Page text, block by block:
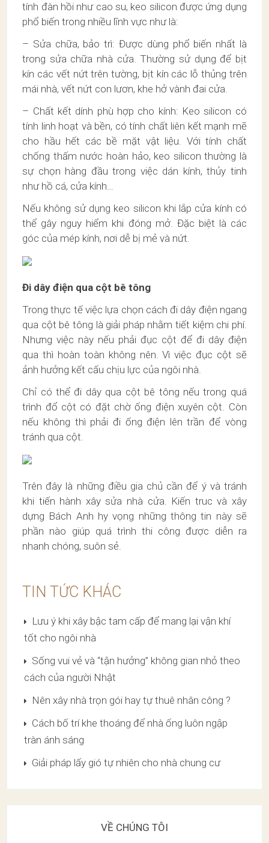
tính đàn hồi như cao su, keo silicon được ứng dụng
phổ biến trong nhiều lĩnh vực như là:
– Sửa chữa, bảo trì: Được dùng phổ biến nhất là
trong sửa chữa nhà cửa. Thường sử dụng để bịt
kín các vết nứt trên tường, bịt kín các lỗ thủng trên
mái nhà, vết nứt con lươn, khe hở vành đai cửa.
– Chất kết dính phù hợp cho kính: Keo silicon có
tính linh hoạt và bền, có tính chất liên kết mạnh mẽ
cho hầu hết các bề mặt vật liệu. Với tính chất
chống thấm nước hoàn hảo, keo silicon thường là
sự chọn hàng đầu trong việc dán kính, thủy tinh
như hồ cá, cửa kính…
Nếu không sử dụng keo silicon khi lắp cửa kính có
thể gây nguy hiểm khi đóng mở. Đặc biệt là các
góc của mép kính, nơi dễ bị mẻ và nứt.
Đi dây điện qua cột bê tông
Trong thực tế việc lựa chọn cách đi dây điện ngang
qua cột bê tông là giải pháp nhằm tiết kiệm chi phí.
Nhưng việc này nếu phải đục cột để đi dây điện
qua thì hoàn toàn không nên. Vì việc đục cột sẽ
ảnh hưởng kết cấu chịu lực của ngôi nhà.
Chỉ có thể đi dây qua cột bê tông nếu trong quá
trình đổ cột có đặt chờ ống điện xuyên cột. Còn
nếu không thì phải đi ống điện lên trần để vòng
tránh qua cột.
Trên đây là những điều gia chủ cần để ý và tránh
khi tiến hành xây sửa nhà cửa. Kiến truc và xây
dựng Bách Anh hy vọng những thông tin này sẽ
phần nào giúp quá trình thi công được diễn ra
nhanh chóng, suôn sẻ.
TIN TỨC KHÁC
Lưu ý khi xây bậc tam cấp để mang lại vận khí
tốt cho ngôi nhà
Sống vui vẻ và “tận hưởng” không gian nhỏ theo
cách của người Nhật
Nên xây nhà trọn gói hay tự thuê nhân công ?
Cách bố trí khe thoáng để nhà ống luôn ngập
tràn ánh sáng
Giải pháp lấy gió tự nhiên cho nhà chung cư
VỀ CHÚNG TÔI